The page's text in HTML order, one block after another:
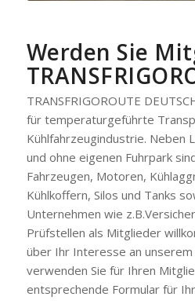
Werden Sie
TRANSFRIGOROUTE
für temperaturgeführte
Kühlfahrzeugindustrie. Neben
und ohne eigenen Fuhrpark
Fahrzeugen, Motoren,
Kühlkoffern, Silos und Tanks
Unternehmen wie
Prüfstellen als Mitglieder
über Ihr Interesse an
verwenden Sie für Ihren
entsprechende Formular für